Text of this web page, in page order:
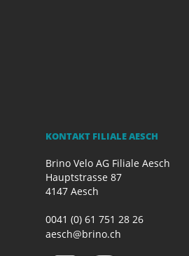
KONTAKT FILIALE AESCH
Brino Velo AG Filiale Aesch
Hauptstrasse 87
4147 Aesch
0041 (0) 61 751 28 26
aesch@brino.ch